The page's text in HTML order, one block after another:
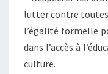
lutter contre
l’égalité formelle
dans l’accès à
culture.